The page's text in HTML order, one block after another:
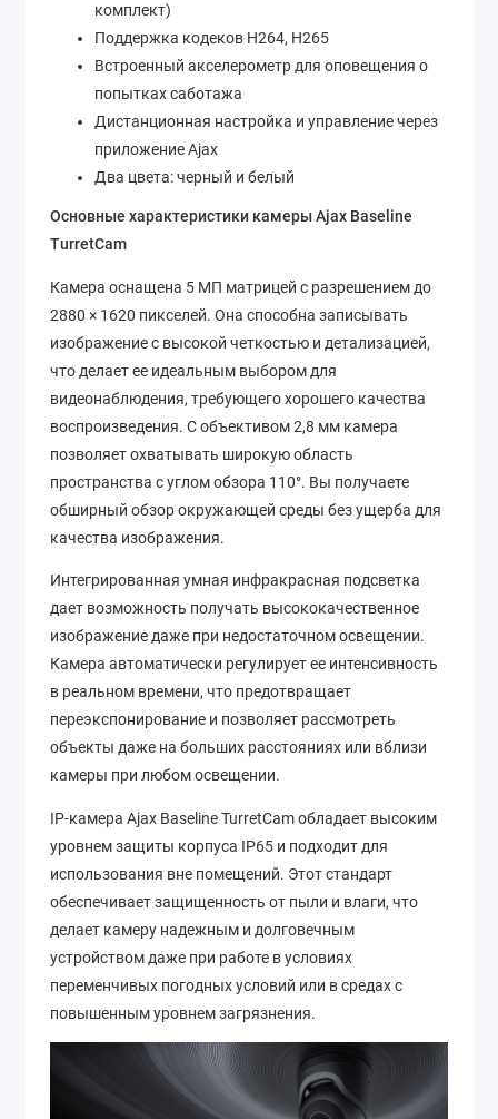
комплект)
Поддержка кодеков H264, H265
Встроенный акселерометр для оповещения о
попытках саботажа
Дистанционная настройка и управление через
приложение Ajax
Два цвета: черный и белый
Основные характеристики камеры Ajax Baseline
TurretCam
Камера оснащена 5 МП матрицей с разрешением до
2880 × 1620 пикселей. Она способна записывать
изображение с высокой четкостью и детализацией,
что делает ее идеальным выбором для
видеонаблюдения, требующего хорошего качества
воспроизведения. С объективом 2,8 мм камера
позволяет охватывать широкую область
пространства с углом обзора 110°. Вы получаете
обширный обзор окружающей среды без ущерба для
качества изображения.
Интегрированная умная инфракрасная подсветка
дает возможность получать высококачественное
изображение даже при недостаточном освещении.
Камера автоматически регулирует ее интенсивность
в реальном времени, что предотвращает
переэкспонирование и позволяет рассмотреть
объекты даже на больших расстояниях или вблизи
камеры при любом освещении.
IP-камера Ajax Baseline TurretCam обладает высоким
уровнем защиты корпуса IP65 и подходит для
использования вне помещений. Этот стандарт
обеспечивает защищенность от пыли и влаги, что
делает камеру надежным и долговечным
устройством даже при работе в условиях
переменчивых погодных условий или в средах с
повышенным уровнем загрязнения.